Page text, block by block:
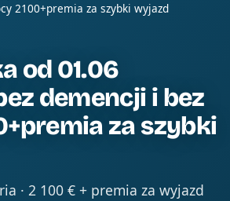
2100+premia za szybki wyjazd
od 01.06
demencji i bez
za szybki
· 2 100 € + premia za wyjazd